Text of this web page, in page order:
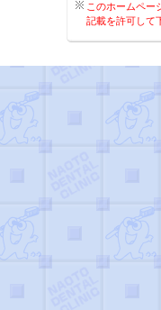
このホームペー
記載を許可して